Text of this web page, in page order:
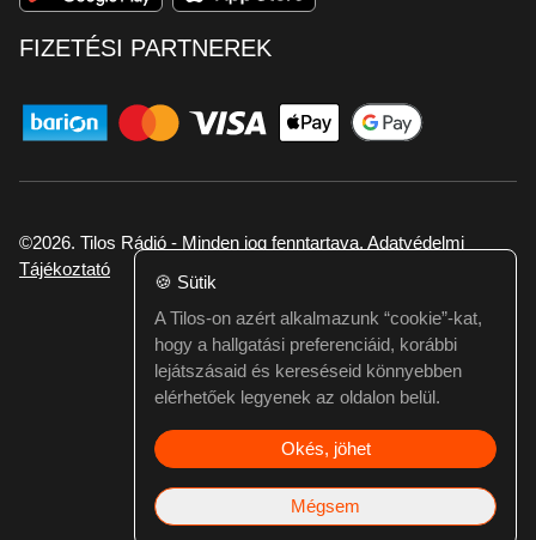
FIZETÉSI PARTNEREK
©2026. Tilos Rádió - Minden jog fenntartava. Adatvédelmi
Tájékoztató
Ha hibát találtál vagy kérdésed van itt jelezd:
webmester@tilos.hu
🍪 Sütik
A Tilos-on azért alkalmazunk “cookie”-kat,
hogy a hallgatási preferenciáid, korábbi
lejátszásaid és kereséseid könnyebben
elérhetőek legyenek az oldalon belül.
Okés, jöhet
Mégsem